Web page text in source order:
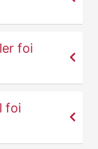
foi
foi